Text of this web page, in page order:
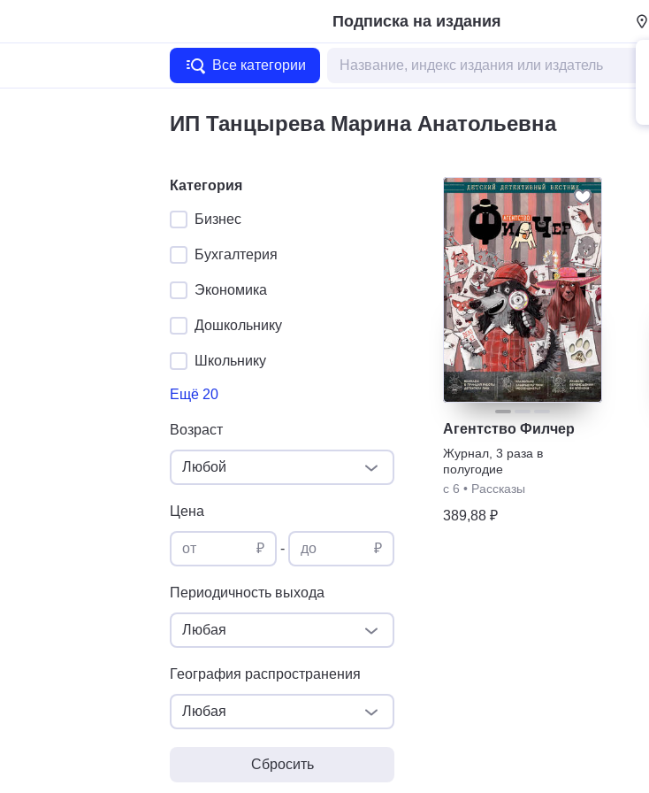
Подписка на издания
Все категории
ИП Танцырева Марина Анатольевна
Категория
Бизнес
Бухгалтерия
Экономика
Дошкольнику
Школьнику
Ещё 20
Возраст
Любой
Цена
от ₽ - до ₽
Периодичность выхода
Любая
География распространения
Любая
Сбросить
Агентство Филчер
Журнал, 3 раза в
полугодие
с 6 • Рассказы
389,88 ₽